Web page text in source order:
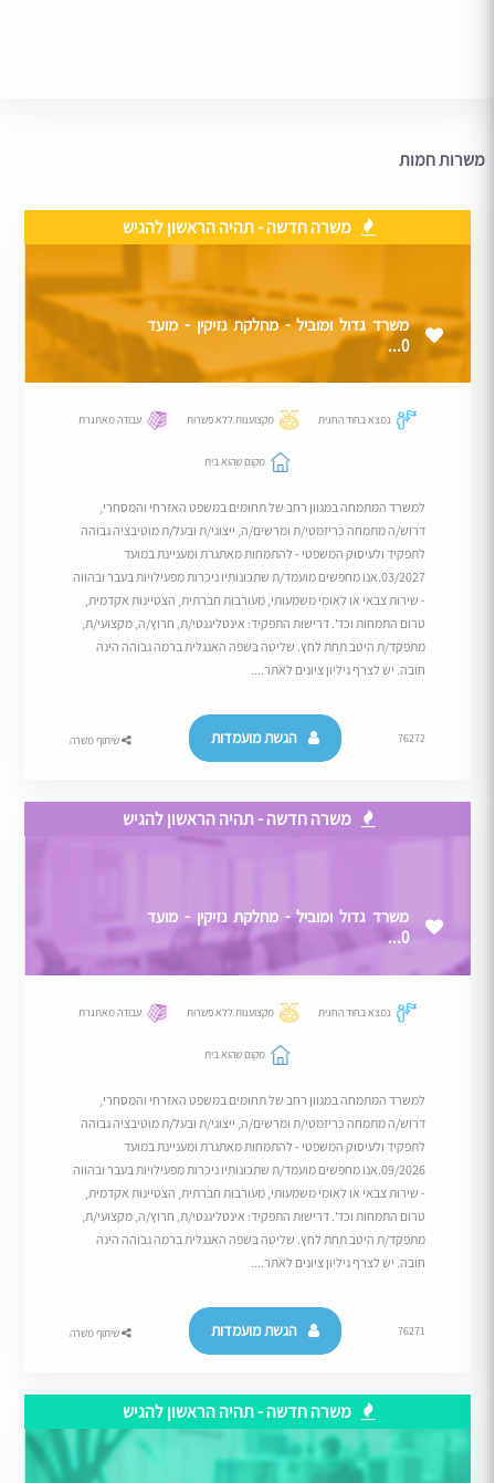
משרות חמות
משרה חדשה - תהיה הראשון להגיש
משרד גדול ומוביל - מחלקת נזיקין - מועד
0...
נמצא בחוד החנית מקצוענות ללא פשרות עבודה מאתגרת
מקום שהוא בית
למשרד המתמחה במגוון רחב של תחומים במשפט האזרחי והמסחרי,
דרוש/ה מתמחה כריזמטי/ת ומרשים/ה, ייצוגי/ת ובעל/ת מוטיבציה גבוהה
לתפקיד ולעיסוק המשפטי - להתמחות מאתגרת ומעניינת במועד
03/2027.אנו מחפשים מועמד/ת שתכונותיו ניכרות מפעילויות בעבר ובהווה
- שירות צבאי או לאומי משמעותי, מעורבות חברתית, הצטיינות אקדמית,
טרום התמחות וכד'. דרישות התפקיד: אינטליגנטי/ת, חרוץ/ה, מקצועי/ת,
מתפקד/ת היטב תחת לחץ. שליטה בשפה האנגלית ברמה גבוהה הינה
חובה. יש לצרף גיליון ציונים לאתר....
76272 הגשת מועמדות שיתוף משרה
משרה חדשה - תהיה הראשון להגיש
משרד גדול ומוביל - מחלקת נזיקין - מועד
0...
נמצא בחוד החנית מקצוענות ללא פשרות עבודה מאתגרת
מקום שהוא בית
למשרד המתמחה במגוון רחב של תחומים במשפט האזרחי והמסחרי,
דרוש/ה מתמחה כריזמטי/ת ומרשים/ה, ייצוגי/ת ובעל/ת מוטיבציה גבוהה
לתפקיד ולעיסוק המשפטי - להתמחות מאתגרת ומעניינת במועד
09/2026.אנו מחפשים מועמד/ת שתכונותיו ניכרות מפעילויות בעבר ובהווה
- שירות צבאי או לאומי משמעותי, מעורבות חברתית, הצטיינות אקדמית,
טרום התמחות וכד'. דרישות התפקיד: אינטליגנטי/ת, חרוץ/ה, מקצועי/ת,
מתפקד/ת היטב תחת לחץ. שליטה בשפה האנגלית ברמה גבוהה הינה
חובה. יש לצרף גיליון ציונים לאתר....
76271 הגשת מועמדות שיתוף משרה
משרה חדשה - תהיה הראשון להגיש